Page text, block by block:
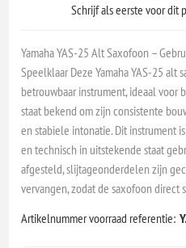
Schrijf als eerste voor dit
Yamaha YAS-25 Alt Saxofoon –
Speelklaar Deze Yamaha YAS-25 alt
betrouwbaar instrument, ideaal voor
staat bekend om zijn consistente
en stabiele intonatie. Dit instrument
en technisch in uitstekende staat
afgesteld, slijtageonderdelen zijn
vervangen, zodat de saxofoon direct
Artikelnummer voorraad referentie: